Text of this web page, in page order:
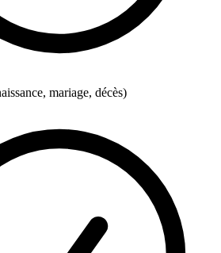
mariage, décès)